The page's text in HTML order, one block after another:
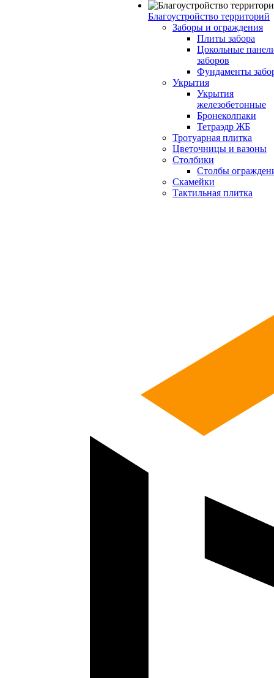
Благоустройство территорий
Заборы и ограждения
Плиты забора
Цокольные
заборов
Фундаменты
Укрытия
Укрытия
железобетонные
Бронеколпаки
Тетраэдр ЖБ
Тротуарная плитка
Цветочницы и вазоны
Столбики
Столбы
Скамейки
Тактильная плитка